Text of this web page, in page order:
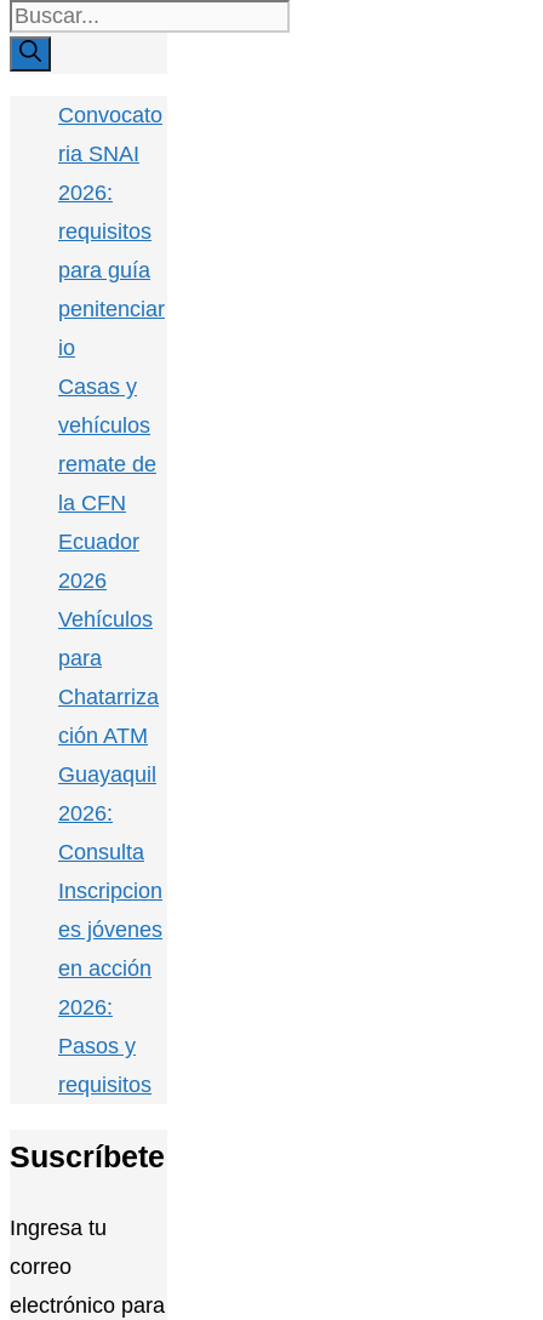
Buscar:
Convocato
ria SNAI
2026:
requisitos
para guía
penitenciar
io
Casas y
vehículos
remate de
la CFN
Ecuador
2026
Vehículos
para
Chatarriza
ción ATM
Guayaquil
2026:
Consulta
Inscripcion
es jóvenes
en acción
2026:
Pasos y
requisitos
Suscríbete
Ingresa tu
correo
electrónico para